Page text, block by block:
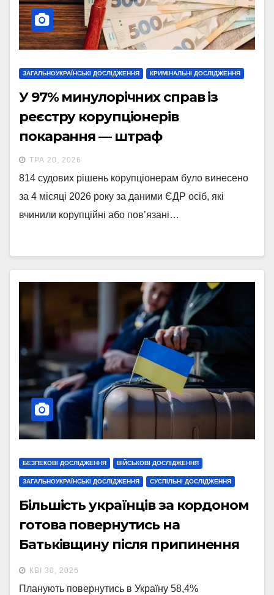
ЗАГАЛЬНОУКРАЇНСЬКІ ДОСЛІДЖЕННЯ КРИМІНАЛЬНІ ДОСЛІДЖЕННЯ
У 97% минулорічних справ із
реєстру корупціонерів
покарання — штраф
ТРА 20, 2026
814 судових рішень корупціонерам було винесено
за 4 місяці 2026 року за даними ЄДР осіб, які
вчинили корупційні або пов’язані…
БЕЗПЕКОВІ ДОСЛІДЖЕННЯ ВІЙСЬКОВІ ДОСЛІДЖЕННЯ
ЗАГАЛЬНОУКРАЇНСЬКІ ДОСЛІДЖЕННЯ СУСПІЛЬНІ ДОСЛІДЖЕННЯ
Більшість українців за кордоном
готова повернутись на
Батьківщину після припинення
обстрілів – соцдослідження
КВІ 30, 2026
Планують повернутись в Україну 58,4%